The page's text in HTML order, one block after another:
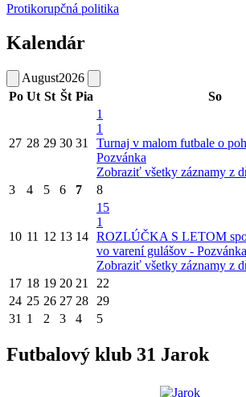
Protikorupčná politika
Kalendár
August2026
Po Ut St Št Pia So
27 28 29 30 31
1
1
Turnaj v malom futbale o
Pozvánka
Zobraziť všetky záznamy z
3 4 5 6 7 8
10 11 12 13 14
15
1
ROZLÚČKA S LETOM
vo varení gulášov - Pozvánka
Zobraziť všetky záznamy z
17 18 19 20 21 22
24 25 26 27 28 29
31 1 2 3 4 5
Futbalový klub 31 Jarok